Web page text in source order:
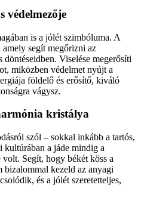
védelmezője
is a jólét szimbóluma. A
segít megőrizni az
Viselése megerősíti
miközben védelmet nyújt a
földelő és erősítő, kiváló
vágysz.
kristálya
szól – sokkal inkább a tartós,
a jáde mindig a
volt. Segít, hogy békét köss a
bizalommal kezeld az anyagi
és a jólét szeretetteljes,